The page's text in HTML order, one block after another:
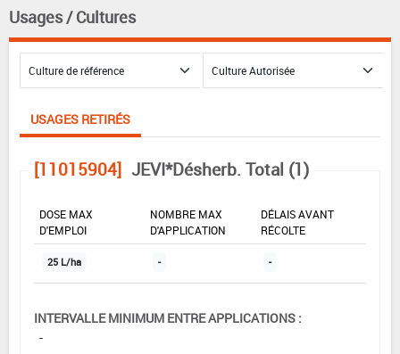
Usages / Cultures
USAGES RETIRÉS
[11015904] JEVI*Désherb. Total (1)
DOSE MAX
D'EMPLOI
NOMBRE MAX
D'APPLICATION
DÉLAIS AVANT
RÉCOLTE
25 L/ha - -
INTERVALLE MINIMUM ENTRE APPLICATIONS :
-